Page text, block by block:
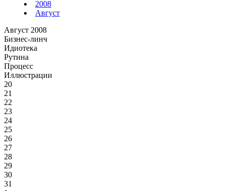
2008
Август
Август 2008
Бизнес-линч
Идиотека
Рутина
Процесс
Иллюстрации
20
21
22
23
24
25
26
27
28
29
30
31